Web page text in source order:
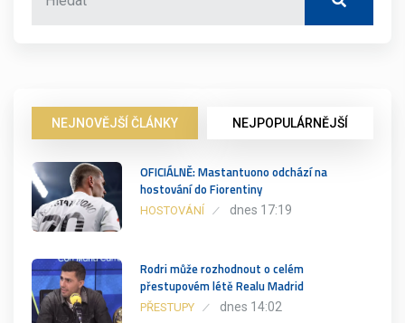
NEJNOVĚJŠÍ ČLÁNKY NEJPOPULÁRNĚJŠÍ
OFICIÁLNĚ: Mastantuono odchází na
hostování do Fiorentiny
HOSTOVÁNÍ dnes 17:19
Rodri může rozhodnout o celém
přestupovém létě Realu Madrid
PŘESTUPY dnes 14:02